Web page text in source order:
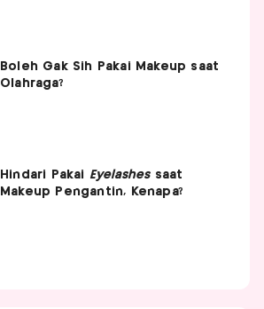
Boleh Gak Sih Pakai Makeup saat
Olahraga?
Hindari Pakai Eyelashessaat
Makeup Pengantin, Kenapa?